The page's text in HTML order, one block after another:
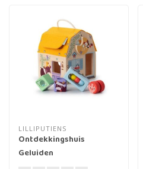
LILLIPUTIENS
Ontdekkingshuis
Geluiden